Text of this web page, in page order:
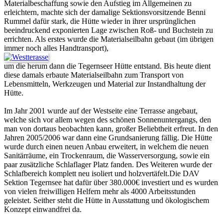
Materialbeschaffung sowie den Aufstieg im Allgemeinen zu
erleichtern, machte sich der damalige Sektionsvorsitzende Benni
Rummel dafür stark, die Hütte wieder in ihrer ursprünglichen
beeindruckend exponierten Lage zwischen Roß- und Buchstein zu
errichten. Als erstes wurde die Materialseilbahn gebaut (im übrigen
immer noch alles Handtransport),
um die herum dann die Tegernseer Hütte entstand. Bis heute dient
diese damals erbaute Materialseilbahn zum Transport von
Lebensmitteln, Werkzeugen und Material zur Instandhaltung der
Hütte.
Im Jahr 2001 wurde auf der Westseite eine Terrasse angebaut,
welche sich vor allem wegen des schönen Sonnenuntergangs, den
man von dortaus beobachten kann, großer Beliebtheit erfreut. In den
Jahren 2005/2006 war dann eine Grundsanierung fällig. Die Hütte
wurde durch einen neuen Anbau erweitert, in welchem die neuen
Sanitärräume, ein Trockenraum, die Wasserversorgung, sowie ein
paar zusätzliche Schlaflager Platz fanden. Des Weiteren wurde der
Schlafbereich komplett neu isoliert und holzvertäfelt.Die DAV
Sektion Tegernsee hat dafür über 380.000€ investiert und es wurden
von vielen freiwilligen Helfern mehr als 4000 Arbeitsstunden
geleistet. Seither steht die Hütte in Ausstattung und ökologischem
Konzept einwandfrei da.